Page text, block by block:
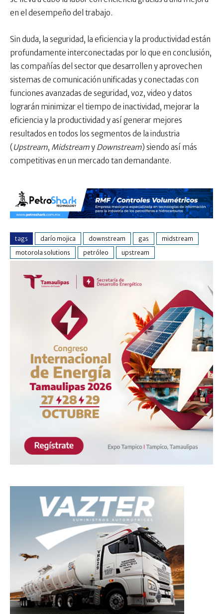
en el desempeño del trabajo.
Sin duda, la seguridad, la eficiencia y la productividad están
profundamente interconectadas por lo que en conclusión,
las compañías del sector que desarrollen y aprovechen
sistemas de comunicación unificadas y conectadas con
funciones avanzadas de seguridad, voz, video y datos
lograrán minimizar el tiempo de inactividad, mejorar la
eficiencia y la productividad y así generar mejores
resultados en todos los segmentos de la industria
(Upstream, Midstreamy Downstream) siendo así más
competitivas en un mercado tan demandante.
tags darío mojica downstream gas
midstream
motorola solutions
petróleo upstream